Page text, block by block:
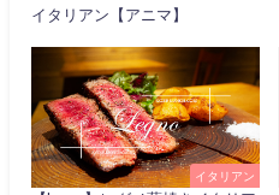
イタリアン【アニマ】
イタリアン